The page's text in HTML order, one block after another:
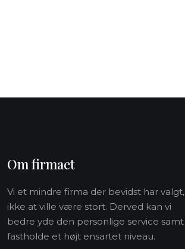
Om firmaet
Vi et mindre firma der bevidst har valgt,
ikke at ville være stort. Derved kan vi
bedre yde den personlige service samt
fastholde et højt ensartet niveau.